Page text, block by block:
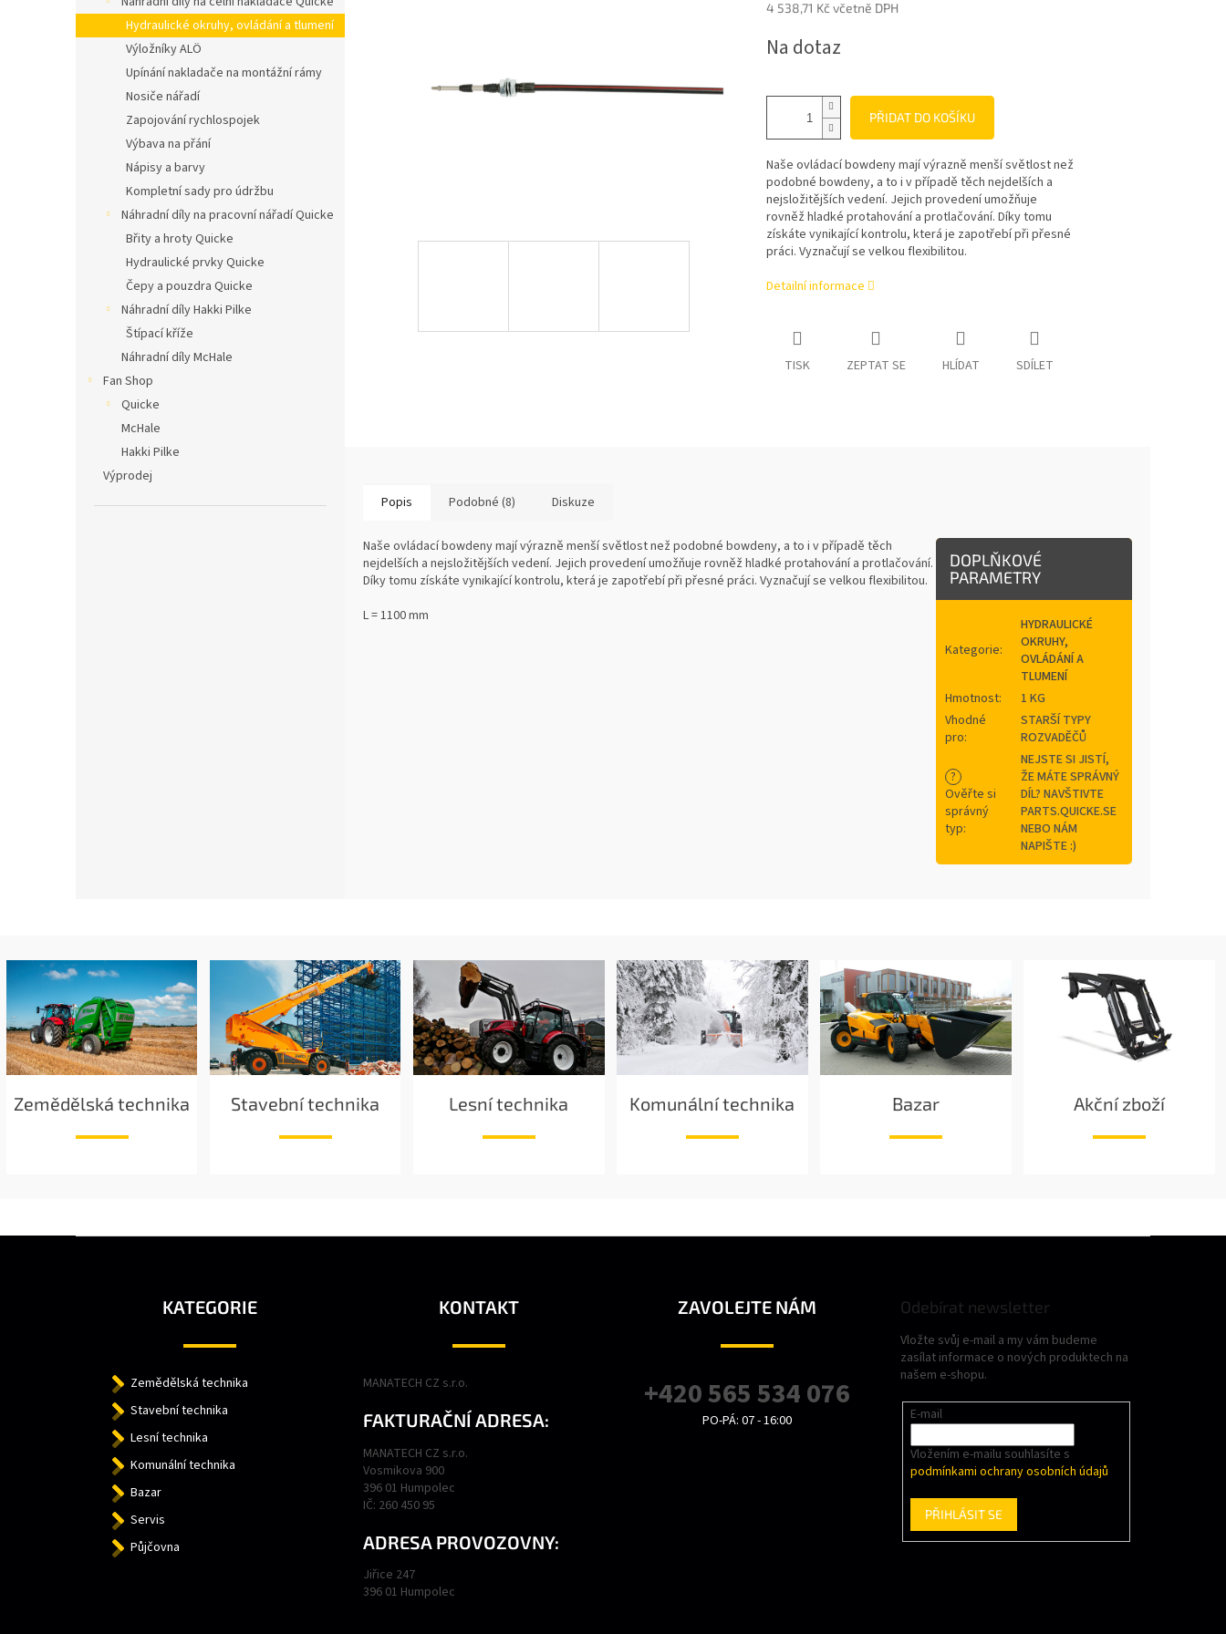
Hydraulické okruhy, ovládání a tlumení
Výložníky ALÖ
Upínání nakladače na montážní rámy
Nosiče nářadí
Zapojování rychlospojek
Výbava na přání
Nápisy a barvy
Kompletní sady pro údržbu
Náhradní díly na pracovní nářadí Quicke
Břity a hroty Quicke
Hydraulické prvky Quicke
Čepy a pouzdra Quicke
Náhradní díly Hakki Pilke
Štípací kříže
Náhradní díly McHale
Fan Shop
Quicke
McHale
Hakki Pilke
Výprodej
4 538,71 Kč včetně DPH
cena:
Na dotaz
PŘIDAT DO KOŠÍKU
Naše ovládací bowdeny mají výrazně menší světlost než
podobné bowdeny, a to i v případě těch nejdelších a
nejsložitějších vedení. Jejich provedení umožňuje
rovněž hladké protahování a protlačování. Díky tomu
získáte vynikající kontrolu, která je zapotřebí při přesné
práci. Vyznačují se velkou flexibilitou.
Detailní informace
TISK ZEPTAT SE HLÍDAT SDÍLET
Popis Podobné (8) Diskuze
Naše ovládací bowdeny mají výrazně menší světlost než podobné bowdeny, a to i v případě těch
nejdelších a nejsložitějších vedení. Jejich provedení umožňuje rovněž hladké protahování a protlačování.
Díky tomu získáte vynikající kontrolu, která je zapotřebí při přesné práci. Vyznačují se velkou flexibilitou.
L = 1100 mm
DOPLŇKOVÉ
PARAMETRY
Kategorie:
HYDRAULICKÉ
OKRUHY,
OVLÁDÁNÍ A
TLUMENÍ
Hmotnost:
1 KG
Vhodné
pro:
STARŠÍ TYPY
ROZVADĚČŮ
?
Ověřte si
správný
typ:
NEJSTE SI JISTÍ,
ŽE MÁTE SPRÁVNÝ
DÍL? NAVŠTIVTE
PARTS.QUICKE.SE
NEBO NÁM
NAPIŠTE :)
Zemědělská technika Stavební technika Lesní technika Komunální technika Bazar Akční zboží
KATEGORIE
Zemědělská technika
Stavební technika
Lesní technika
Komunální technika
Bazar
Servis
Půjčovna
KONTAKT
MANATECH CZ s.r.o.
FAKTURAČNÍ ADRESA:
MANATECH CZ s.r.o.
Vosmikova 900
396 01 Humpolec
IČ: 260 450 95
ADRESA PROVOZOVNY:
Jiřice 247
396 01 Humpolec
ZAVOLEJTE NÁM
+420 565 534 076
PO-PÁ: 07 - 16:00
Odebírat newsletter
Vložte svůj e-mail a my vám budeme
zasílat informace o nových produktech na
našem e-shopu.
E-mail
Vložením e-mailu souhlasíte s
podmínkami ochrany osobních údajů
PŘIHLÁSIT SE